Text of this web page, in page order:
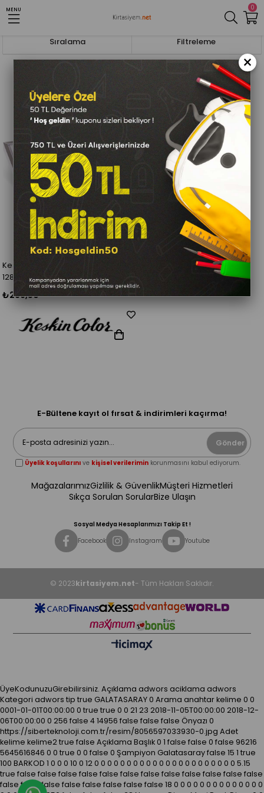
0
MENUAnasayfa
Filtreleme
Sıralama
Keskin Color Düğün Defteri 20*20
128 Yaprak Düz Kutulu
₺236,50
E-Bültene kayıt ol fırsat & indirimleri kaçırma!
Gönder
Üyelik koşullarını ve kişisel verilerimin korunmasını kabul ediyorum.
MağazalarımızGizlilik & GüvenlikMüşteri Hizmetleri
Sıkça Sorulan SorularBize Ulaşın
Sosyal Medya Hesaplarımızı Takip Et !
Facebook
Instagram Youtube
© 2023kirtasiyem.net- Tüm Hakları Saklıdır.
ÜyeKodunuzuGirebilirsiniz. Açıklama adwors aciklama adwors
Kategori adwors tip true GALATASARAY0 Arama anahtar kelime 0 0
0001-01-01T00:00:00 0 true true 0 0 21 23 2018-11-05T00:00:00 2018-12-
06T00:00:00 0 256 false 414956 false false false Önyazı 0
https://siberteknoloji.com.tr/resim/8056597033930-0.jpg Adet
kelime kelime2true false Açıklama Başlık0 1 false false 0 false 96216
5645616846 0 0 true 0 0 false 0 Şampiyon Galatasarayfalse 15 1 true
100 BARKOD 1 0 0 0 10 0 120 0 0 0 0 0 0 0 0 0 0 0 0 0 0 0 0 0 0 0 0 0 5.15
true false false false false false false false false false false false false
false falsefalse false false false false false 18 0 0 0 0 0 0 0 0 0 0 0 0 0 0
×